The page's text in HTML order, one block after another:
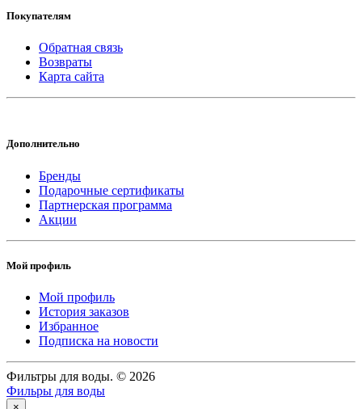
Покупателям
Обратная связь
Возвраты
Карта сайта
Дополнительно
Бренды
Подарочные сертификаты
Партнерская программа
Акции
Мой профиль
Мой профиль
История заказов
Избранное
Подписка на новости
Фильтры для воды. © 2026
Фильры для воды